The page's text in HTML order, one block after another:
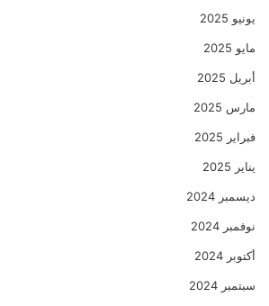
يونيو 2025
مايو 2025
أبريل 2025
مارس 2025
فبراير 2025
يناير 2025
ديسمبر 2024
نوفمبر 2024
أكتوبر 2024
سبتمبر 2024